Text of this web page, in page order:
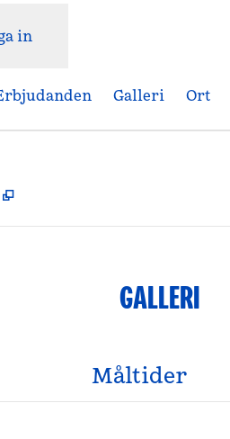
in
Galleri Ort
,
GALLERI
Måltider